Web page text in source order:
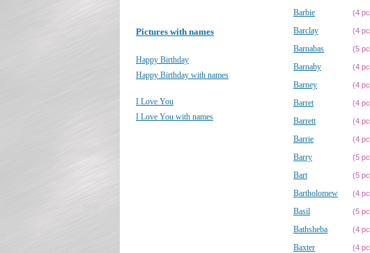
Pictures with names
Happy Birthday
Happy Birthday with names
I Love You
I Love You with names
Barbie (4
Barclay (4
Barnabas (5
Barnaby (4
Barney (4
Barret (4
Barrett (4
Barrie (4
Barry (5
Bart (5
Bartholomew (4
Basil (5
Bathsheba (4
Baxter (4